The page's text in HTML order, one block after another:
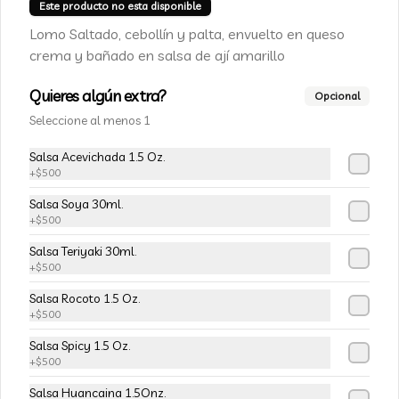
cebollín, envuelto en palta
Queso crema, champiñon furay y
cebollín frito en tempura.
$5.490$6.490
115-Vivian Rolls
Palta, champiñon furay, cebollín,
salsa teriyaki, cubierto de mix de papas
nativas
Este producto no esta disponible
Lomo Saltado, cebollín y palta, envuelto en queso
crema y bañado en salsa de ají amarillo
Quieres algún extra? Opcional
Seleccione al menos 1
Salsa Acevichada 1.5 Oz.
+$500
Salsa Soya 30ml.
+$500
Salsa Teriyaki 30ml.
+$500
Salsa Rocoto 1.5 Oz.
+$500
Salsa Spicy 1.5 Oz.
+$500
Salsa Huancaina 1.5Onz.